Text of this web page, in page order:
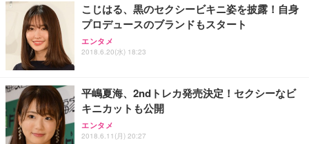
務用 おしゃれ パソコンチェア (ブラック)
Sezlife オフィスチェア デスクチェア 疲れない テレ
ワーク チェア 強化バックレスト 30度ロッキング機
能 人間工学 椅子 腰サポート 90度跳ね上げ式アーム
務用 おしゃれ パソコンチェア (ホワイト)
ANDWINT オフィスチェア デスクチェア 肘なし メ
ッシュ 通気性 ランバーサポート付き 腰サポート ガ
ス圧無段階昇降 360度回転 キャスター付き コンパク
【整備済み品】Dell E2724HS 27インチ 液晶モニタ
ー フルHD（1920×1080）VA 非光沢 HDMI/DisplayP
ort/VGA スピーカー内蔵 高さ調整 スイベル VESA対
【MiniLED/24.5inch/280Hz/FHD】GRAPHT THE S
HOOTER Gaming Monitor 24” Essential ゲーミン
グモニター QD 24.5インチ 1ms FHD 量子ドット 残
Smart Basic(スマートベーシック) 【Amazon.co.jp
限定】 Smart Basic アイリスオーヤマ ペットシーツ
超厚型 お徳用 ワイド 100枚入 (x 1) (ケース販売)
アイリスオーヤマ ペットシーツ 超厚型 お徳用 レギ
ュラー 200枚入【Amazon.co.jp限定】
こじはる、黒のセクシービキニ姿を披露！自身
プロデュースのブランドもスタート
エンタメ
2018.6.20(水) 18:23
平嶋夏海、2ndトレカ発売決定！セクシーなビ
キニカットも公開
エンタメ
2018.6.11(月) 20:27